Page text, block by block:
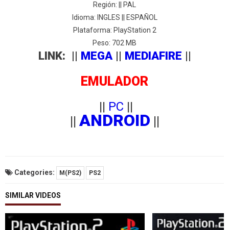
Región: || PAL
Idioma: INGLES || ESPAÑOL
Plataforma: PlayStation 2
Peso: 702 MB
LINK: || MEGA|| MEDIAFIRE ||
EMULADOR
|| PC ||
ANDROID
Categories: M(PS2) PS2
SIMILAR VIDEOS